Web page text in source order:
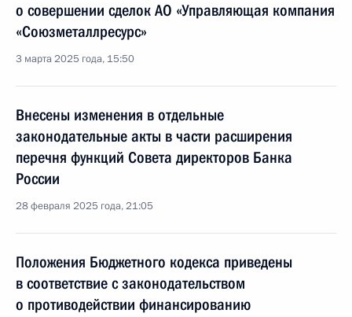
о совершении сделок АО «Управляющая компания
«Союзметаллресурс»
3 марта 2025 года, 15:50
Внесены изменения в отдельные
законодательные акты в части расширения
перечня функций Совета директоров Банка
России
28 февраля 2025 года, 21:05
Положения Бюджетного кодекса приведены
в соответствие с законодательством
о противодействии финансированию